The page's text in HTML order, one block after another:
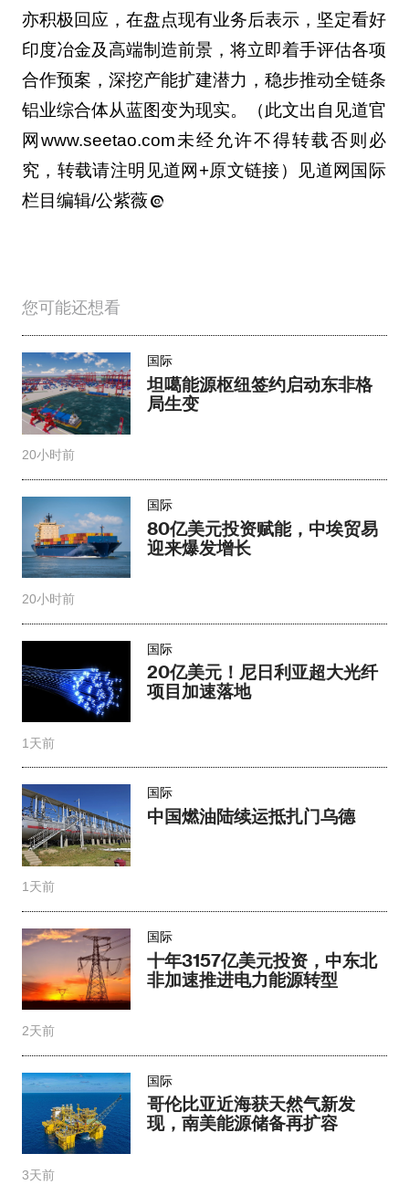
亦积极回应，在盘点现有业务后表示，坚定看好
印度冶金及高端制造前景，将立即着手评估各项
合作预案，深挖产能扩建潜力，稳步推动全链条
铝业综合体从蓝图变为现实。（此文出自见道官
网www.seetao.com未经允许不得转载否则必
究，转载请注明见道网+原文链接）见道网国际
栏目编辑/公紫薇
您可能还想看
国际
坦噶能源枢纽签约启动东非格
局生变
20小时前
国际
80亿美元投资赋能，中埃贸易
迎来爆发增长
20小时前
国际
20亿美元！尼日利亚超大光纤
项目加速落地
1天前
国际
中国燃油陆续运抵扎门乌德
1天前
国际
十年3157亿美元投资，中东北
非加速推进电力能源转型
2天前
国际
哥伦比亚近海获天然气新发
现，南美能源储备再扩容
3天前